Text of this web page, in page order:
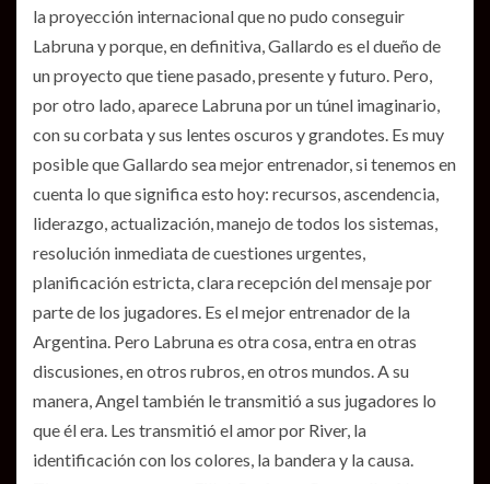
la proyección internacional que no pudo conseguir
Labruna y porque, en definitiva, Gallardo es el dueño de
un proyecto que tiene pasado, presente y futuro. Pero,
por otro lado, aparece Labruna por un túnel imaginario,
con su corbata y sus lentes oscuros y grandotes. Es muy
posible que Gallardo sea mejor entrenador, si tenemos en
cuenta lo que significa esto hoy: recursos, ascendencia,
liderazgo, actualización, manejo de todos los sistemas,
resolución inmediata de cuestiones urgentes,
planificación estricta, clara recepción del mensaje por
parte de los jugadores. Es el mejor entrenador de la
Argentina. Pero Labruna es otra cosa, entra en otras
discusiones, en otros rubros, en otros mundos. A su
manera, Angel también le transmitió a sus jugadores lo
que él era. Les transmitió el amor por River, la
identificación con los colores, la bandera y la causa.